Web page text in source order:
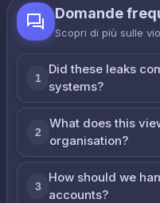
Domande
Scopri di più sulle
1
Did these leaks
systems?
2
What does this
organisation?
3
How should we
accounts?